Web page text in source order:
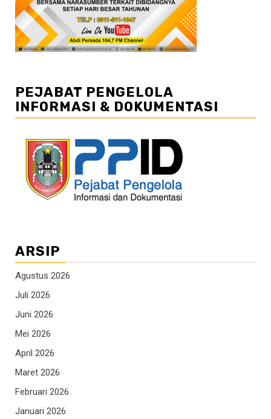
PEJABAT PENGELOLA
INFORMASI & DOKUMENTASI
ARSIP
Agustus 2026
Juli 2026
Juni 2026
Mei 2026
April 2026
Maret 2026
Februari 2026
Januari 2026